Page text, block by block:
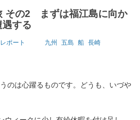
その2 まずは福江島に向か
する
ポート 九州 五島 船 長崎
のは心躍るものです。どうも、いづや